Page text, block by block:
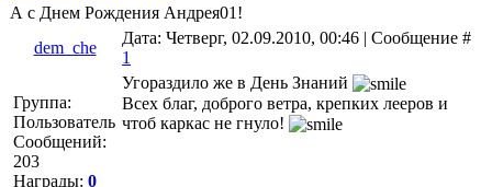
А с Днем Рождения Андрея01!
dem_che
Дата: Четверг, 02.09.2010, 00:46 | Сообщение #
1
Группа:
Пользователь
Сообщений:
203
Награды: 0
Угораздило же в День Знаний
Всех благ, доброго ветра, крепких лееров и
чтоб каркас не гнуло!